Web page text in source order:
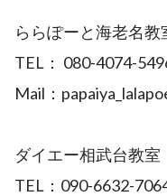
ららぽーと海老名教
TEL： 080-4074-
Mail：
ダイエー相武台教室
TEL：090-6632-